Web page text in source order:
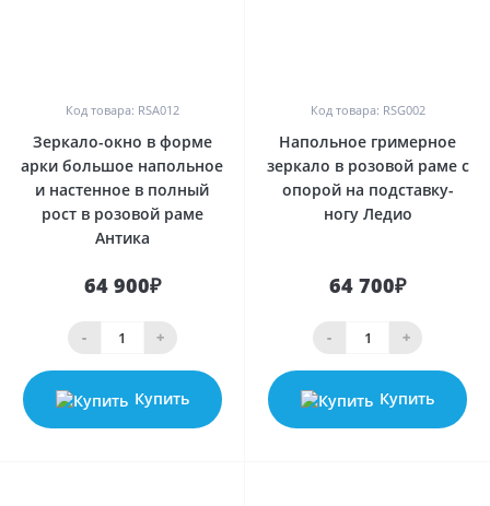
Код товара: RSA012
Зеркало-окно в форме
арки большое напольное
и настенное в полный
рост в розовой раме
Антика
64 900₽
- +
Купить
Код товара: RSG002
Напольное гримерное
зеркало в розовой раме с
опорой на подставку-
ногу Ледио
64 700₽
- +
Купить